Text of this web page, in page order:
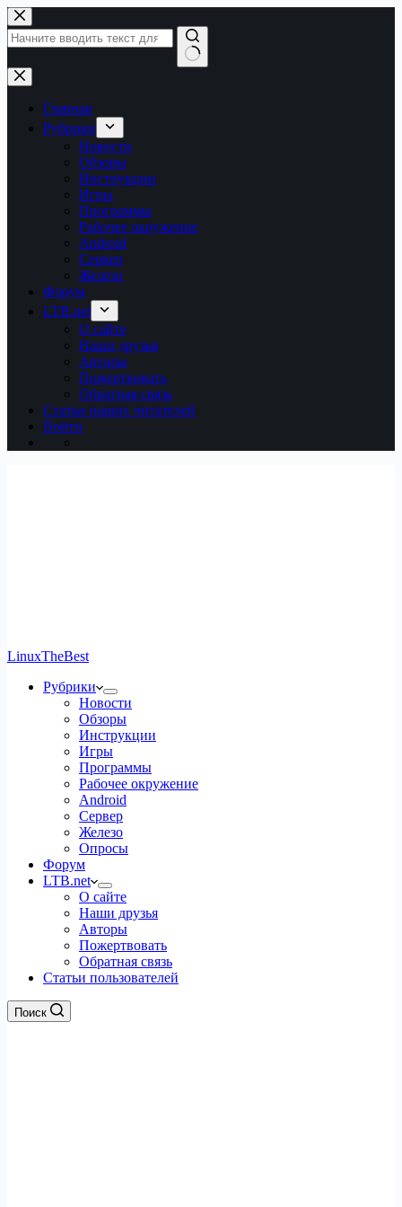
Перейти
к
сути
Ничего
не
найденоГлавная
Рубрики
Новости
Обзоры
Инструкции
Игры
Программы
Рабочее окружение
Android
Сервер
Железо
Форум
LTB.net
О сайте
Наши друзья
Авторы
Пожертвовать
Обратная связь
Статьи наших читателей
Войти
LinuxTheBest
Рубрики
Новости
Обзоры
Инструкции
Игры
Программы
Рабочее окружение
Android
Сервер
Железо
Опросы
Форум
LTB.net
О сайте
Наши друзья
Авторы
Пожертвовать
Обратная связь
Статьи пользователей
Поиск